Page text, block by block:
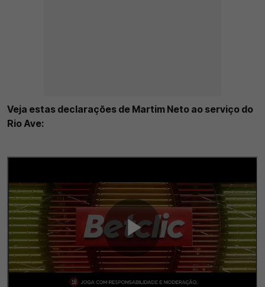
Veja estas declarações de Martim Neto ao serviço do
Rio Ave: